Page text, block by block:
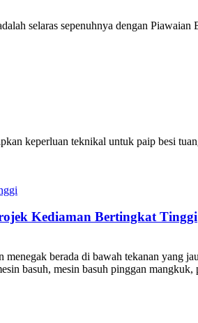
selaras sepenuhnya dengan Piawaian
keperluan teknikal untuk paip besi
Kediaman Bertingkat Tinggi
berada di bawah tekanan yang
basuh, mesin basuh pinggan mangkuk,